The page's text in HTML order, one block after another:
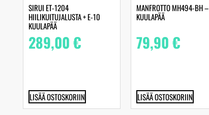
SIRUI ET-1204
HIILIKUITUJALUSTA + E-10
KUULAPÄÄ
289,00€
LISÄÄ OSTOSKORIIN
MANFROTTO MH494-BH –
KUULAPÄÄ
79,90€
LISÄÄ OSTOSKORIIN